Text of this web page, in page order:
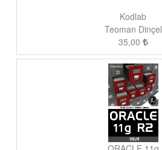
Kodlab
Teoman Dinçel
35,00